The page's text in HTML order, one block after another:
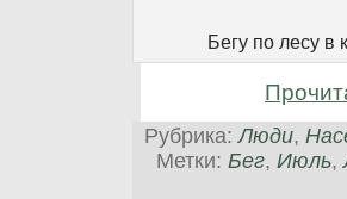
Бегу по лесу в
Рубрика:Люди,
Метки: Бег, Июль,